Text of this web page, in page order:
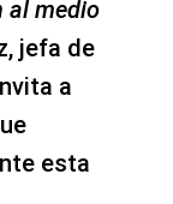
al medio
jefa de
a
esta